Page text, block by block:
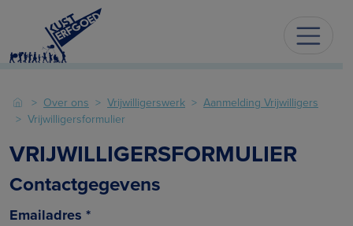
Over ons Vrijwilligerswerk
Aanmelding Vrijwilligers
Vrijwilligersformulier
VRIJWILLIGERSFORMULIER
Contactgegevens
Emailadres *